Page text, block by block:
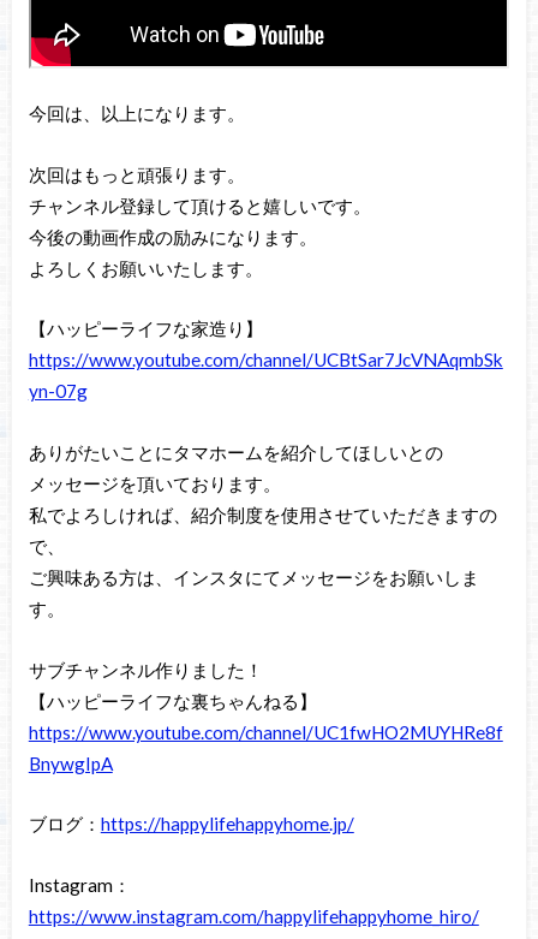
今回は、以上になります。
次回はもっと頑張ります。
チャンネル登録して頂けると嬉しいです。
今後の動画作成の励みになります。
よろしくお願いいたします。
【ハッピーライフな家造り】
https://www.youtube.com/channel/UCBtSar7JcVNAqmbSk
yn-07g
ありがたいことにタマホームを紹介してほしいとの
メッセージを頂いております。
私でよろしければ、紹介制度を使用させていただきますの
で、
ご興味ある方は、インスタにてメッセージをお願いしま
す。
サブチャンネル作りました！
【ハッピーライフな裏ちゃんねる】
https://www.youtube.com/channel/UC1fwHO2MUYHRe8f
BnywgIpA
ブログ： https://happylifehappyhome.jp/
Instagram：
https://www.instagram.com/happylifehappyhome_hiro/